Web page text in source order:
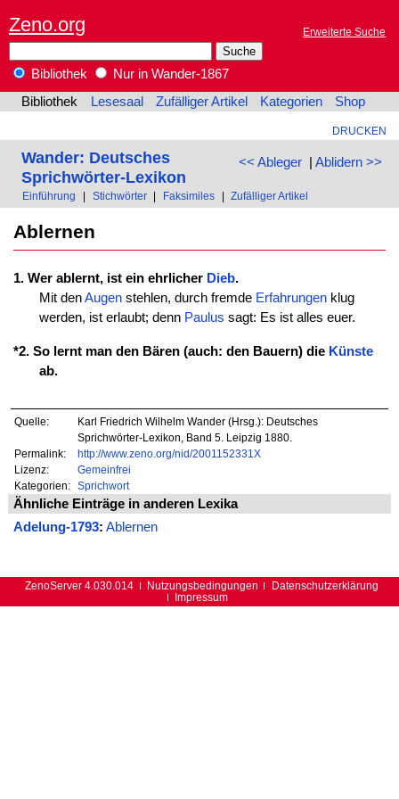
Zeno.org Erweiterte Suche
Bibliothek
Nur in Wander-1867
Bibliothek
Lesesaal Zufälliger Artikel Kategorien Shop
DRUCKEN
<< Ableger| Ablidern >>
Wander: Deutsches
Sprichwörter-Lexikon
Einführung Stichwörter Faksimiles Zufälliger Artikel
Ablernen
1. Wer ablernt, ist ein ehrlicher Dieb.
Mit denAugenstehlen, durch fremde Erfahrungenklug
werden, ist erlaubt; denn Paulus sagt: Es ist alles euer.
*2. So lernt man den Bären (auch: den Bauern) die Künste
ab.
Quelle:
Karl Friedrich Wilhelm Wander (Hrsg.): Deutsches
Sprichwörter-Lexikon, Band 5. Leipzig 1880.
Permalink:
http://www.zeno.org/nid/2001152331X
Lizenz:
Gemeinfrei
Kategorien:
Sprichwort
Ähnliche Einträge in anderen Lexika
Adelung-1793: Ablernen
ZenoServer 4.030.014 Nutzungsbedingungen
Datenschutzerklärung
Impressum